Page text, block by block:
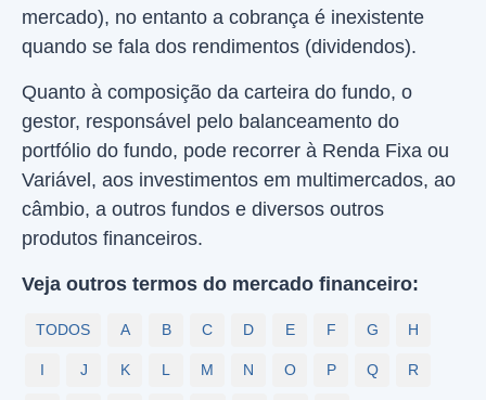
mercado), no entanto a cobrança é inexistente
quando se fala dos rendimentos (dividendos).
Quanto à composição da carteira do fundo, o
gestor, responsável pelo balanceamento do
portfólio do fundo, pode recorrer à Renda Fixa ou
Variável, aos investimentos em multimercados, ao
câmbio, a outros fundos e diversos outros
produtos financeiros.
Veja outros termos do mercado financeiro:
TODOS A B C D E F G H
I J K L M N O P Q R